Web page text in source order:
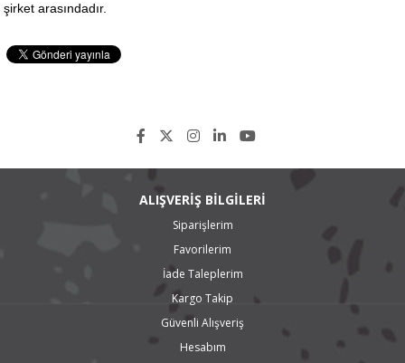
şirket arasındadır.
ALIŞVERİŞ BİLGİLERİ
Siparişlerim
Favorilerim
İade Taleplerim
Kargo Takip
Güvenli Alışveriş
Hesabım